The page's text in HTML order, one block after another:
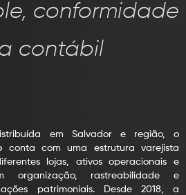
conformidade
contábil
em Salvador e região, o
conta com uma estrutura varejista
lojas, ativos operacionais e
organização, rastreabilidade e
patrimoniais. Desde 2018, a